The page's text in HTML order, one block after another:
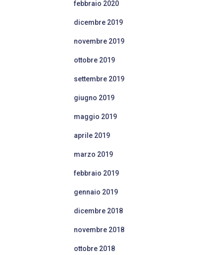
febbraio 2020
dicembre 2019
novembre 2019
ottobre 2019
settembre 2019
giugno 2019
maggio 2019
aprile 2019
marzo 2019
febbraio 2019
gennaio 2019
dicembre 2018
novembre 2018
ottobre 2018